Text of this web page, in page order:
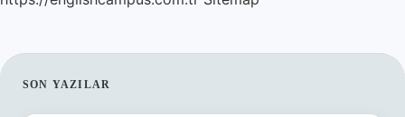
SIDEBAR
SON YAZILAR